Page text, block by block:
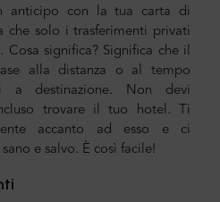
anticipo con la tua carta di
che solo i trasferimenti privati
significa? Significa che il
alla distanza o al tempo
a destinazione. Non devi
trovare il tuo hotel. Ti
accanto ad esso e ci
e salvo. È così facile!